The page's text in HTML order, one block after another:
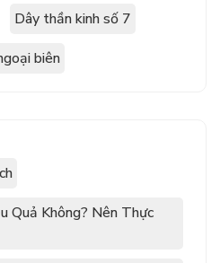
Dây thần kinh số 7
biên
Quả Không? Nên Thực